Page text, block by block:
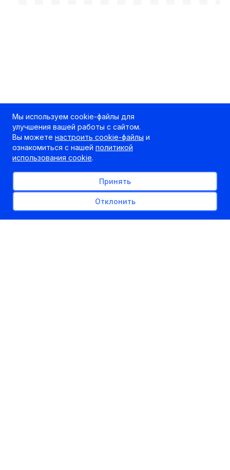
Мы используем cookie-файлы для
улучшения вашей работы с сайтом.
Вы можете настроить cookie-файлы и
ознакомиться с нашей политикой
использования cookie.
Принять
Отклонить